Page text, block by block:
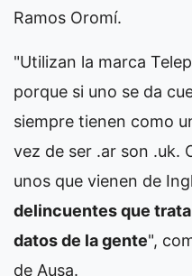
Ramos Oromí.
"Utilizan la marca
porque si uno se da
siempre tienen como
vez de ser .ar son .uk.
unos que vienen de
delincuentes que
datos de la gente",
de Ausa.